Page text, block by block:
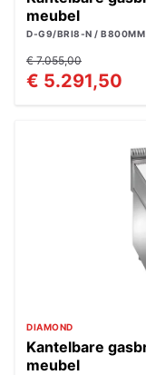
meubel
D-G9/BRI8-N /
€ 7.055,00
€ 5.291,50
DIAMOND
Kantelbare
meubel